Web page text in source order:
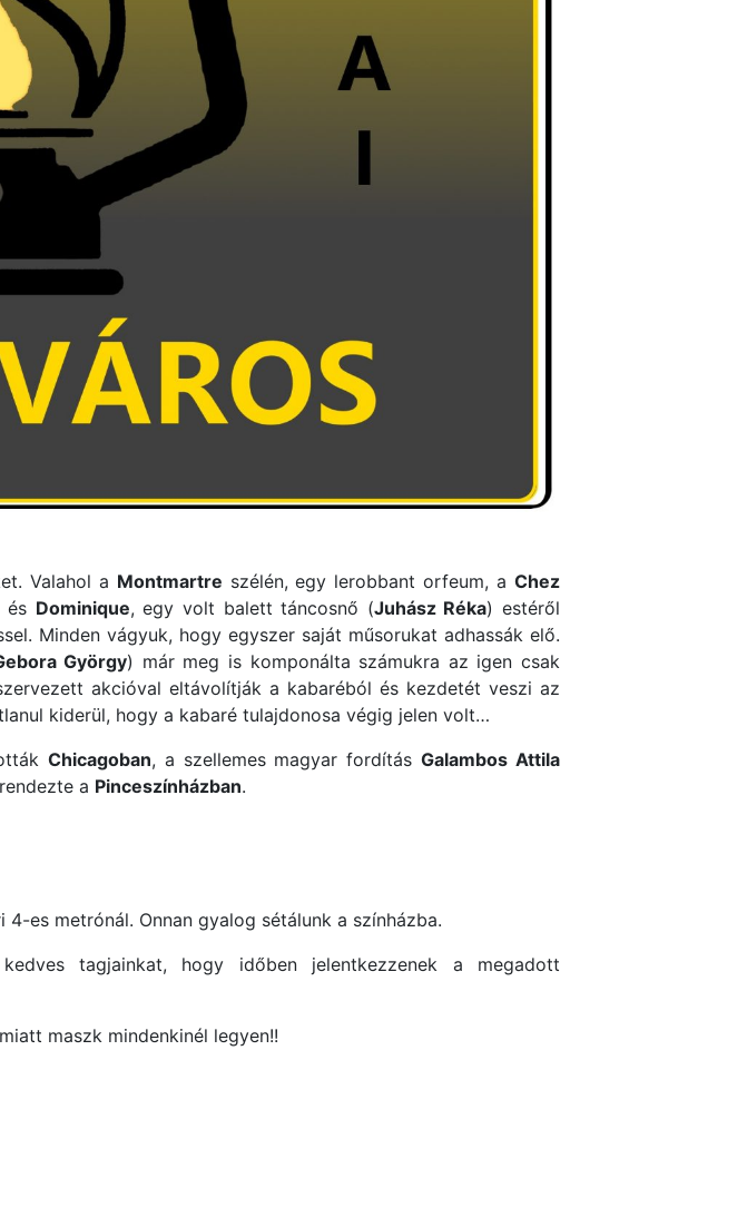
Valahol a Montmartre szélén, egy lerobbant orfeum, aChez
és Dominique, egy volt balett táncosnő (Juhász Réka) estéről
Minden vágyuk, hogy egyszer saját műsorukat adhassák elő.
György) már meg is komponálta számukra az igen csak
akcióval eltávolítják a kabaréból és kezdetét veszi az
kiderül, hogy a kabaré tulajdonosa végig jelen volt…
Chicagoban, a szellemes magyar fordításGalambos Attila
rendezte a Pinceszínházban.
es metrónál. Onnan gyalog sétálunk a színházba.
tagjainkat, hogy időben jelentkezzenek a megadott
maszk mindenkinél legyen!!